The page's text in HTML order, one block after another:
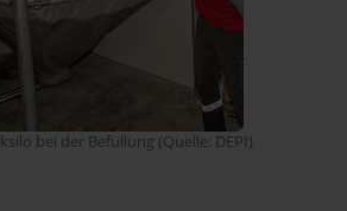
bei der Befüllung (Quelle: DEPI)